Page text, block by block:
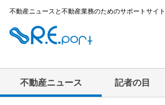
不動産ニュースと不動産業務のためのサポートサイト
不動産ニュース 記者の目